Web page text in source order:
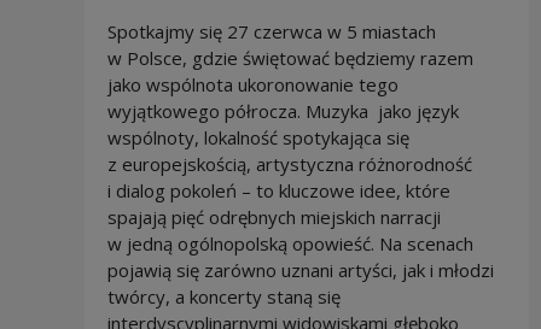
Spotkajmy się 27 czerwca w 5 miastach
w Polsce, gdzie świętować będziemy razem
jako wspólnota ukoronowanie tego
wyjątkowego półrocza. Muzyka jako język
wspólnoty, lokalność spotykająca się
z europejskością, artystyczna różnorodność
i dialog pokoleń – to kluczowe idee, które
spajają pięć odrębnych miejskich narracji
w jedną ogólnopolską opowieść. Na scenach
pojawią się zarówno uznani artyści, jak i młodzi
twórcy, a koncerty staną się
interdyscyplinarnymi widowiskami głęboko